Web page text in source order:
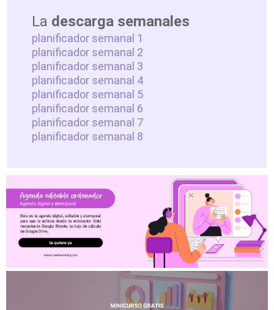
La descarga semanales
planificador semanal 1
planificador semanal 2
planificador semanal 3
planificador semanal 4
planificador semanal 5
planificador semanal 6
planificador semanal 7
planificador semanal 8